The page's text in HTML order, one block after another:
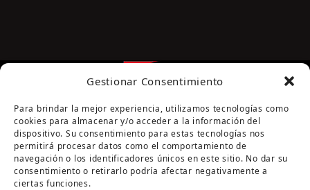
Gestionar Consentimiento
Para brindar la mejor experiencia, utilizamos tecnologías como
cookies para almacenar y/o acceder a la información del
dispositivo. Su consentimiento para estas tecnologías nos
permitirá procesar datos como el comportamiento de
navegación o los identificadores únicos en este sitio. No dar su
consentimiento o retirarlo podría afectar negativamente a
ciertas funciones.
Página cofinanciada por la Diputación de Córdoba